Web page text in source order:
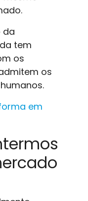
da
tem
os
os
em